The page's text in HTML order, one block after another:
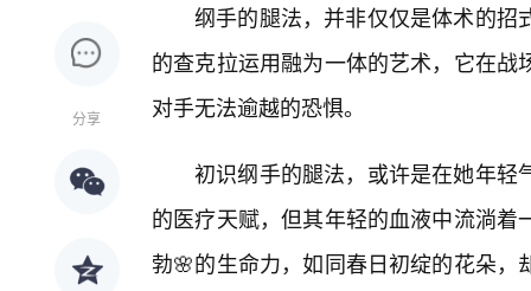
分享
纲手的腿法，并非仅仅是体术的招
的查克拉运用融为一体的艺术，它在
对手无法逾越的恐惧。
初识纲手的腿法，或许是在她年轻
的医疗天赋，但其年轻的血液中流淌
勃🌸的生命力，如同春日初绽的花朵